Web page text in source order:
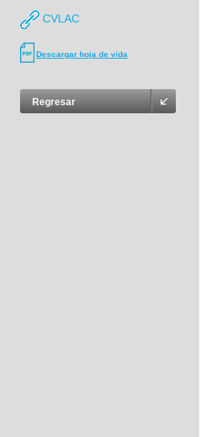
CVLAC
Descargar hoja de vida
Regresar